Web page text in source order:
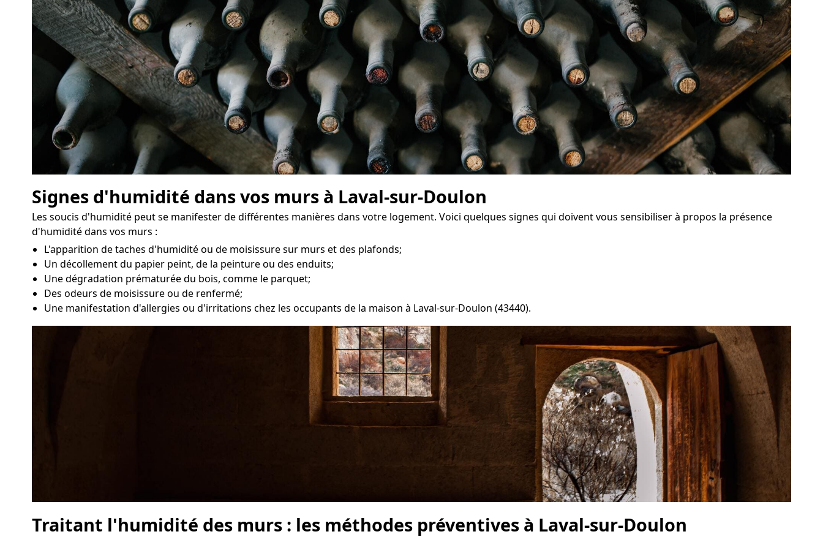
Signes d'humidité dans vos murs à Laval-sur-Doulon
Les soucis d'humidité peut se manifester de différentes manières dans votre logement. Voici quelques signes qui doivent vous sensibiliser à propos la présence
d'humidité dans vos murs :
L'apparition de taches d'humidité ou de moisissure sur murs et des plafonds;
Un décollement du papier peint, de la peinture ou des enduits;
Une dégradation prématurée du bois, comme le parquet;
Des odeurs de moisissure ou de renfermé;
Une manifestation d'allergies ou d'irritations chez les occupants de la maison à Laval-sur-Doulon (43440).
Traitant l'humidité des murs : les méthodes préventives à Laval-sur-Doulon